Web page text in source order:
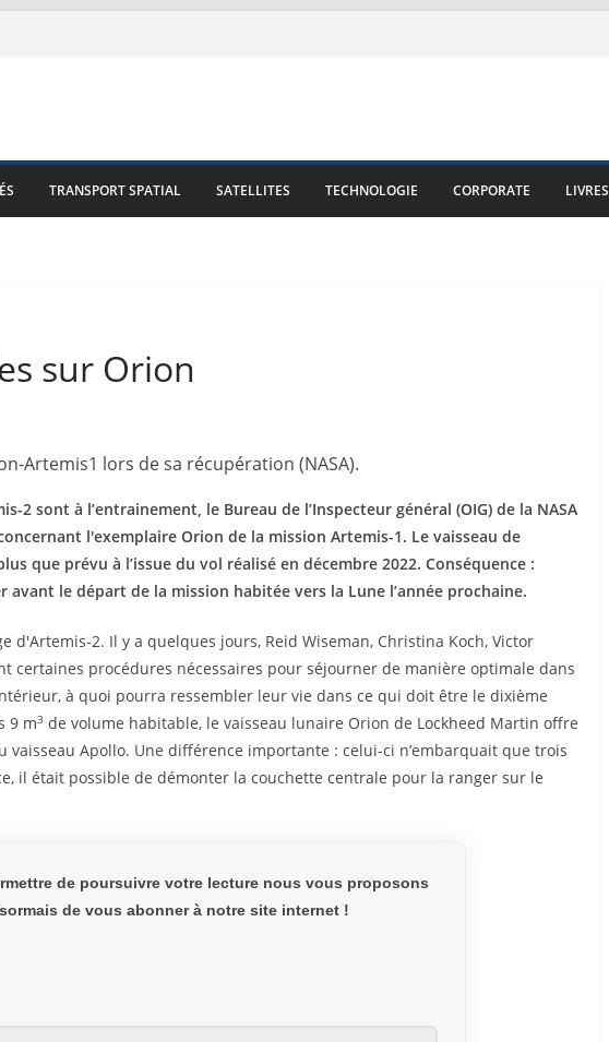
TRANSPORT SPATIAL SATELLITES TECHNOLOGIE CORPORATE LIVRES
sur Orion
Artemis1 lors de sa récupération (NASA).
2 sont à l’entrainement, le Bureau de l’Inspecteur général (OIG) de la NASA
l'exemplaire Orion de la mission Artemis-1. Le vaisseau de
que prévu à l’issue du vol réalisé en décembre 2022. Conséquence :
le départ de la mission habitée vers la Lune l’année prochaine.
d'Artemis-2. Il y a quelques jours, Reid Wiseman, Christina Koch, Victor
certaines procédures nécessaires pour séjourner de manière optimale dans
à quoi pourra ressembler leur vie dans ce qui doit être le dixième
9 m3 de volume habitable, le vaisseau lunaire Orion de Lockheed Martin offre
vaisseau Apollo. Une différence importante : celui-ci n’embarquait que trois
il était possible de démonter la couchette centrale pour la ranger sur le
de poursuivre votre lecture nous vous proposons
de vous abonner à notre site internet !